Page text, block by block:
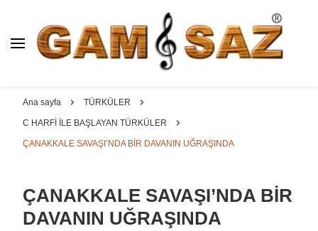
BAĞLAMA İMALAT / SATIŞ
YAPRAK || ELEKTRO ||
ÖZEL BAĞLAMA İMALAT /
SATIŞ
Padok, Kompozit, Mat, Divan, Çöğür, Cura, Solak, Dede,
Oyma ve yaprak sazlar, özel imalat bağlamalar
Ana sayfa TÜRKÜLER
C HARFİ İLE BAŞLAYAN TÜRKÜLER
ÇANAKKALE SAVAŞI’NDA BİR DAVANIN UĞRAŞINDA
ÇANAKKALE SAVAŞI’NDA BİR
DAVANIN UĞRAŞINDA